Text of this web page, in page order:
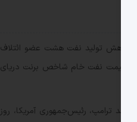
کاهش تولید نفت هشت عضو ائتلاف
(اوپک‌پلاس) در ماه اوت سبب شد قیمت نفت روز سه‌شنبه (۱۷ تیر) کاهش یابد. قیمت نفت خام شاخص برنت دریای
و ۶۶ سنت برای هر بشکه داد و ستد شد. دونالد ترامپ، رئیس‌جمهوری آمریکا، روز